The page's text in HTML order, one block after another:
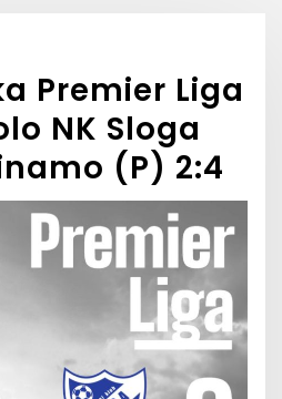
Premier Liga
NK Sloga
(P) 2:4